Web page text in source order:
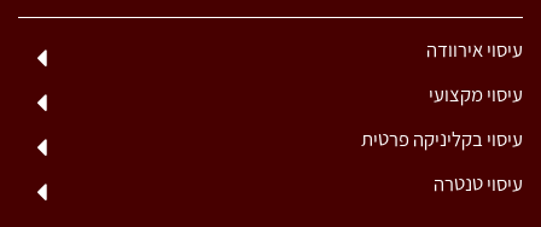
עיסוי אירוודה
עיסוי מקצועי
עיסוי בקליניקה פרטית
עיסוי טנטרה